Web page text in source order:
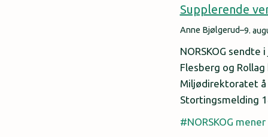
Supplerende
Anne Bjølgerud–9.
NORSKOG
Flesberg og
Miljødirektoratet å
Stortingsmelding
NORSKOG mener